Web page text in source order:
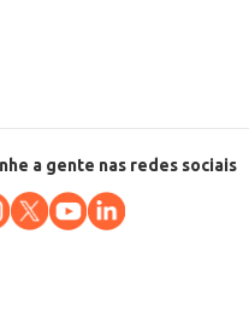
a gente nas redes sociais